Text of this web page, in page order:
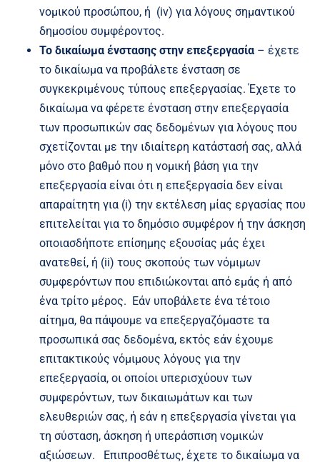
νομικού προσώπου, ή (iv) για λόγους σημαντικού
δημοσίου συμφέροντος.
Το δικαίωμα ένστασης στην επεξεργασία – έχετε
το δικαίωμα να προβάλετε ένσταση σε
συγκεκριμένους τύπους επεξεργασίας. Έχετε το
δικαίωμα να φέρετε ένσταση στην επεξεργασία
των προσωπικών σας δεδομένων για λόγους που
σχετίζονται με την ιδιαίτερη κατάστασή σας, αλλά
μόνο στο βαθμό που η νομική βάση για την
επεξεργασία είναι ότι η επεξεργασία δεν είναι
απαραίτητη για (i) την εκτέλεση μίας εργασίας που
επιτελείται για το δημόσιο συμφέρον ή την άσκηση
οποιασδήποτε επίσημης εξουσίας μάς έχει
ανατεθεί, ή (ii) τους σκοπούς των νόμιμων
συμφερόντων που επιδιώκονται από εμάς ή από
ένα τρίτο μέρος. Εάν υποβάλετε ένα τέτοιο
αίτημα, θα πάψουμε να επεξεργαζόμαστε τα
προσωπικά σας δεδομένα, εκτός εάν έχουμε
επιτακτικούς νόμιμους λόγους για την
επεξεργασία, οι οποίοι υπερισχύουν των
συμφερόντων, των δικαιωμάτων και των
ελευθεριών σας, ή εάν η επεξεργασία γίνεται για
τη σύσταση, άσκηση ή υπεράσπιση νομικών
αξιώσεων. Επιπροσθέτως, έχετε το δικαίωμα να